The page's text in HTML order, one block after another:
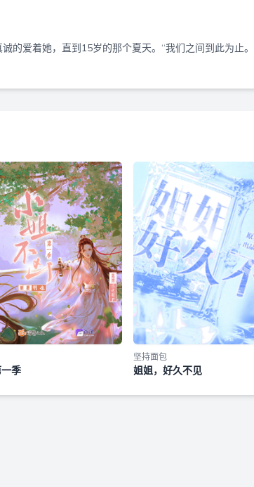
的爱着她，直到15岁的那个夏天。“我们之间到此为止
季
坚持面包
姐姐，好久不见